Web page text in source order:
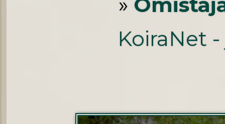
»
KoiraNet